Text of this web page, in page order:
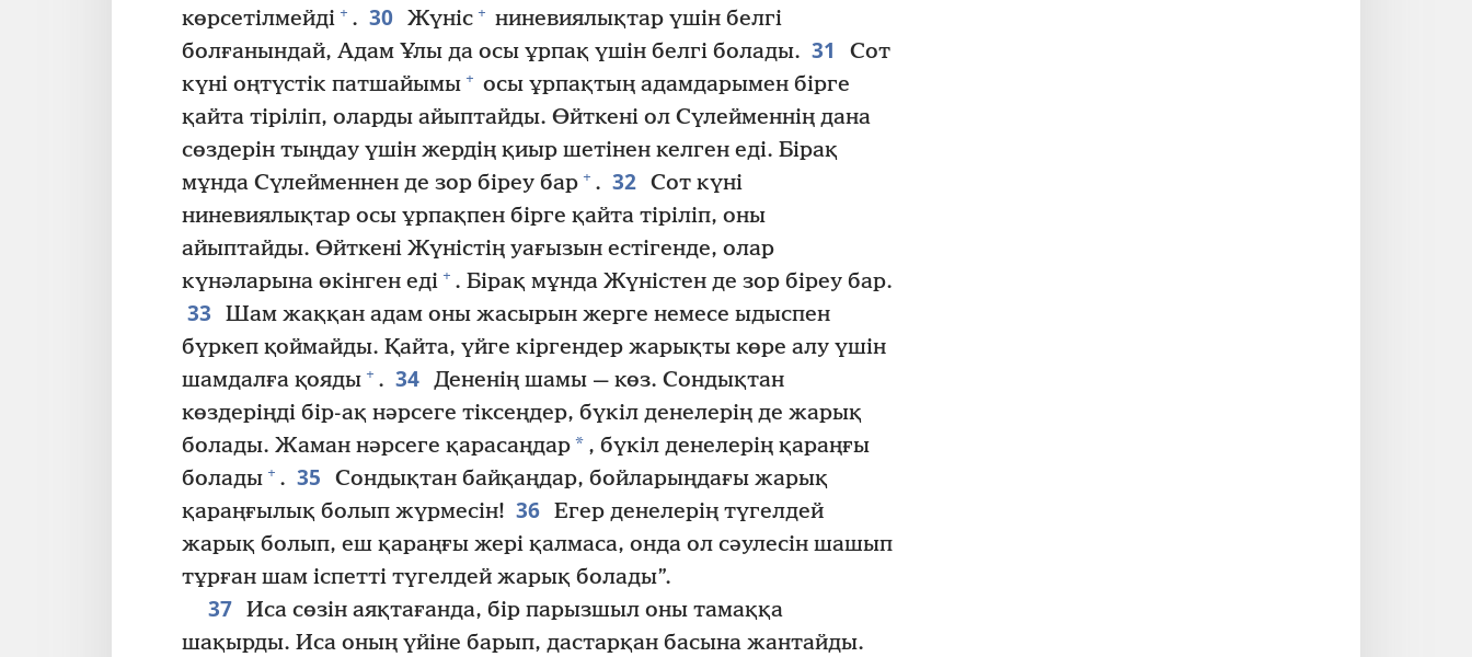
көрсетілмейді + . 30 Жүніс + ниневиялықтар үшін белгі
болғанындай, Адам Ұлы да осы ұрпақ үшін белгі болады. 31
Сот
күні оңтүстік патшайымы + осы ұрпақтың адамдарымен бірге
қайта тіріліп, оларды айыптайды. Өйткені ол Сүлейменнің дана
сөздерін тыңдау үшін жердің қиыр шетінен келген еді. Бірақ
мұнда Сүлейменнен де зор біреу бар + . 32 Сот күні
ниневиялықтар осы ұрпақпен бірге қайта тіріліп, оны
айыптайды. Өйткені Жүністің уағызын естігенде, олар
күнәларына өкінген еді + . Бірақ мұнда Жүністен де зор біреу бар.
33
Шам жаққан адам оны жасырын жерге немесе ыдыспен
бүркеп қоймайды. Қайта, үйге кіргендер жарықты көре алу үшін
шамдалға қояды + . 34 Дененің шамы — көз. Сондықтан
көздеріңді бір-ақ нәрсеге тіксеңдер, бүкіл денелерің де жарық
болады. Жаман нәрсеге қарасаңдар* , бүкіл денелерің қараңғы
болады + . 35
Сондықтан байқаңдар, бойларыңдағы жарық
қараңғылық болып жүрмесін! 36 Егер денелерің түгелдей
жарық болып, еш қараңғы жері қалмаса, онда ол сәулесін шашып
тұрған шам іспетті түгелдей жарық болады”.
37 Иса сөзін аяқтағанда, бір парызшыл оны тамаққа
шақырды. Иса оның үйіне барып, дастарқан басына жантайды.